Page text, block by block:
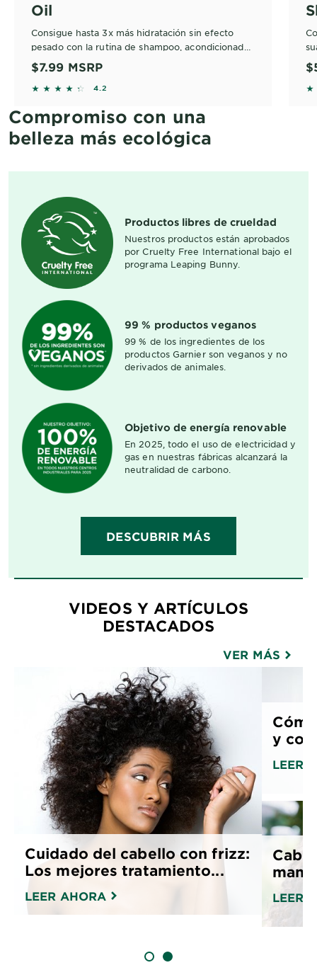
Oil
Consigue hasta 3x más hidratación sin efecto
pesado con la rutina de shampoo, acondicionador
y aceite leave-in Fructis Triple Nutrition.
$7.99 MSRP
4.2368 out of 5 stars based on reviews
4.2
Compromiso con una
belleza más ecológica
Productos libres de crueldad
Nuestros productos están aprobados
por Cruelty Free International bajo el
programa Leaping Bunny.
99 % productos veganos
99 % de los ingredientes de los
productos Garnier son veganos y no
derivados de animales.
Objetivo de energía renovable
En 2025, todo el uso de electricidad y
gas en nuestras fábricas alcanzará la
neutralidad de carbono.
DESCUBRIR MÁS
VIDEOS Y ARTÍCULOS
DESTACADOS
VER MÁS
Cuidado del cabello con frizz:
Los mejores tratamiento...
LEER AHORA
y
LEER
LEER
SLIDE 1SLIDE 2